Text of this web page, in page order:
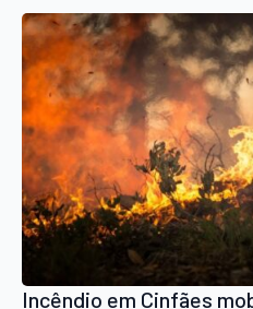
Incêndio em Cinfães